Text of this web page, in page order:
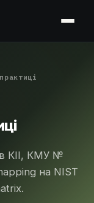
КІІ, КМУ №
на NIST